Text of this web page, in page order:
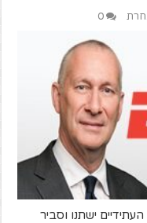
0
ישתנו וסביר